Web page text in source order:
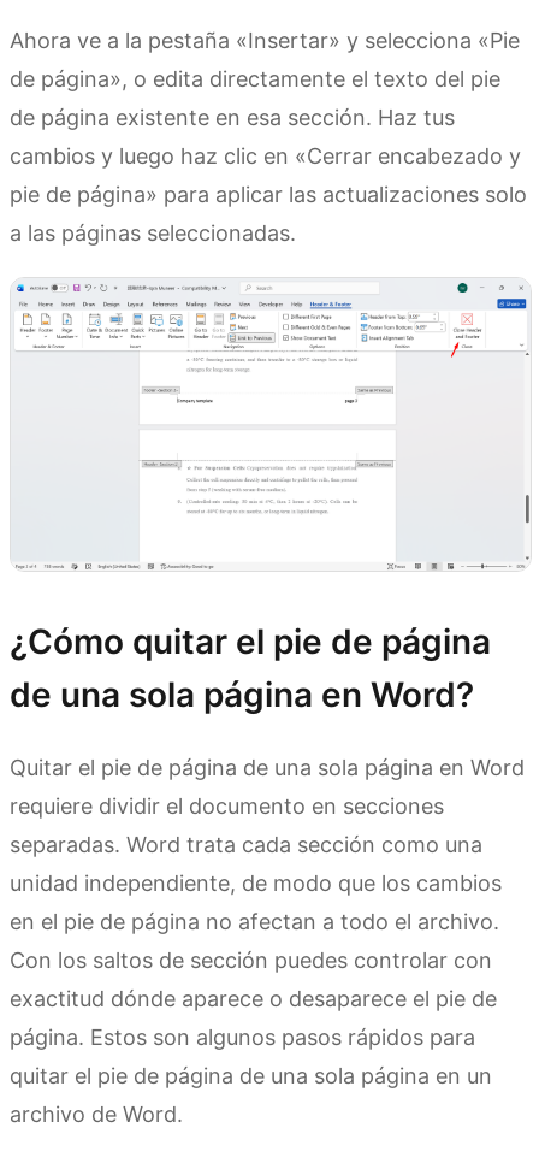
Ahora ve a la pestaña «Insertar» y selecciona «Pie
de página», o edita directamente el texto del pie
de página existente en esa sección. Haz tus
cambios y luego haz clic en «Cerrar encabezado y
pie de página» para aplicar las actualizaciones solo
a las páginas seleccionadas.
¿Cómo quitar el pie de página
de una sola página en Word?
Quitar el pie de página de una sola página en Word
requiere dividir el documento en secciones
separadas. Word trata cada sección como una
unidad independiente, de modo que los cambios
en el pie de página no afectan a todo el archivo.
Con los saltos de sección puedes controlar con
exactitud dónde aparece o desaparece el pie de
página. Estos son algunos pasos rápidos para
quitar el pie de página de una sola página en un
archivo de Word.